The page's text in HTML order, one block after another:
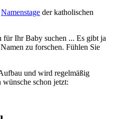
Namenstage der katholischen
Ihr Baby suchen ... Es gibt ja
zu forschen. Fühlen Sie
und wird regelmäßig
schon jetzt: